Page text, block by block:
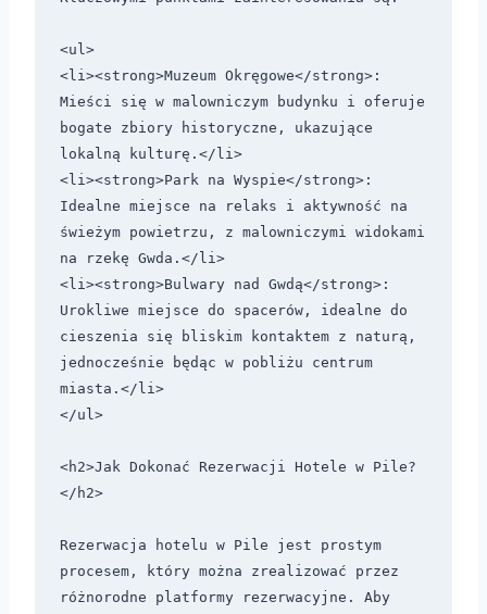
<ul>
<li><strong>Muzeum Okręgowe</strong>:
Mieści się w malowniczym budynku i oferuje
bogate zbiory historyczne, ukazujące
lokalną kulturę.</li>
<li><strong>Park na Wyspie</strong>:
Idealne miejsce na relaks i aktywność na
świeżym powietrzu, z malowniczymi widokami
na rzekę Gwda.</li>
<li><strong>Bulwary nad Gwdą</strong>:
Urokliwe miejsce do spacerów, idealne do
cieszenia się bliskim kontaktem z naturą,
jednocześnie będąc w pobliżu centrum
miasta.</li>
</ul>
<h2>Jak Dokonać Rezerwacji Hotele w Pile?
</h2>
Rezerwacja hotelu w Pile jest prostym
procesem, który można zrealizować przez
różnorodne platformy rezerwacyjne. Aby